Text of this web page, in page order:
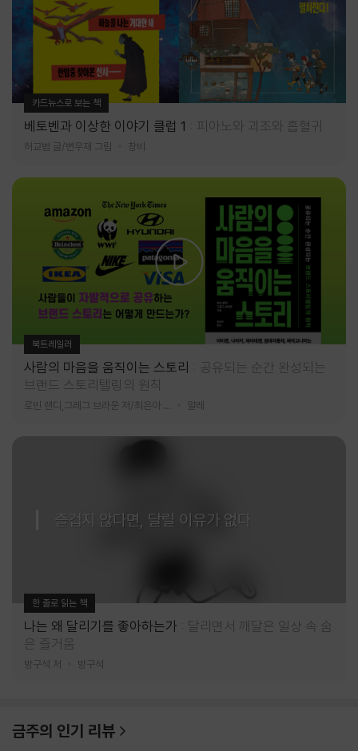
카드뉴스로 보는 책
베토벤과 이상한 이야기 클럽 1 피아노와 괴조와 흡혈귀
허교범 글/변우재 그림 창비
북트레일러
사람의 마음을 움직이는 스토리
공유되는 순간 완성되는
브랜드 스토리텔링의 원칙
알레
즐겁지 않다면, 달릴 이유가 없다
한 줄로 읽는 책
나는 왜 달리기를 좋아하는가
달리면서 깨달은 일상 속 숨
은 즐거움
방구석 저 방구석
금주의 인기 리뷰